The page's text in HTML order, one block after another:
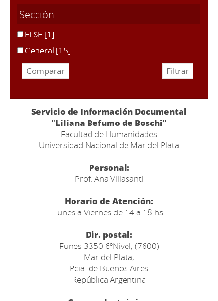
Sección
ELSE [1]
General [15]
Servicio de Información Documental
"Liliana Befumo de Boschi"
Facultad de Humanidades
Universidad Nacional de Mar del Plata
Personal:
Prof. Ana Villasanti
Horario de Atención:
Lunes a Viernes de 14 a 18 hs.
Dir. postal:
Funes 3350 6ºNivel, (7600)
Mar del Plata,
Pcia. de Buenos Aires
República Argentina